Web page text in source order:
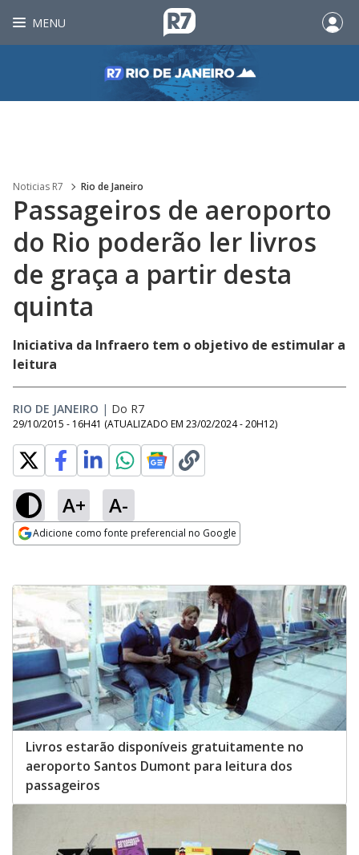
MENU
Noticias R7 Rio de Janeiro
Passageiros de aeroporto
do Rio poderão ler livros
de graça a partir desta
quinta
Iniciativa da Infraero tem o objetivo de estimular a
leitura
RIO DE JANEIRO | Do R7
29/10/2015 - 16H41 (ATUALIZADO EM 23/02/2024 - 20H12)
A+ A-
Adicione como fonte preferencial no Google
Livros estarão disponíveis gratuitamente no
aeroporto Santos Dumont para leitura dos
passageiros